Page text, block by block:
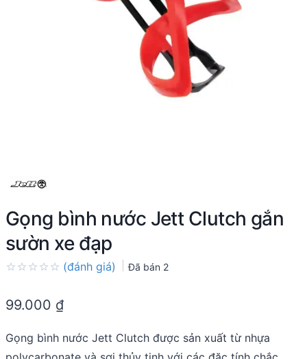
Gọng bình nước Jett Clutch gắn
sườn xe đạp
out
(đánh giá) Đã bán 2
99.000 ₫
Gọng bình nước Jett Clutch được sản xuất từ nhựa